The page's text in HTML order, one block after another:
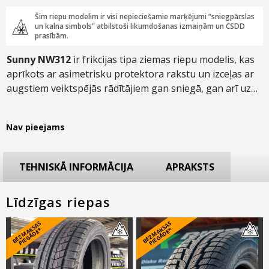
Šim riepu modelim ir visi nepieciešamie marķējumi “sniegpārslas
un kalna simbols” atbilstoši likumdošanas izmaiņām un CSDD
prasībām.
Sunny NW312 ir frikcijas tipa ziemas riepu modelis, kas
aprīkots ar asimetrisku protektora rakstu un izceļas ar
augstiem veiktspējās rādītājiem gan sniegā, gan arī uz
pa reti tīrītiem lauku ceļiem.
Nav pieejams
TEHNISKĀ INFORMĀCIJA APRAKSTS
Līdzīgas riepas
B
E
Z
M
A
K
S
A
S
PI
E
G
Ā
D
E
* B
E
Z
M
A
K
S
A
S
PI
E
G
Ā
D
E
*